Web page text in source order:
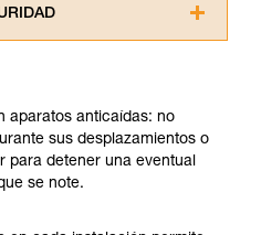
técnica para poder
informativo.
requiere una formación
Confirme a
solo y con total
aparatos anticaídas: no
sus desplazamientos o
para detener una eventual
se note.